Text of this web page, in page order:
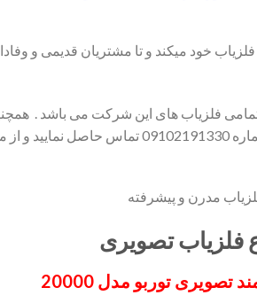
خود میکند و تا مشتریان قدیمی و
فلزیاب های این شرکت می باشد .
شوید .
مدرن و پیشرفته
فلزیاب تصویری
تصویری توربو مدل 20000